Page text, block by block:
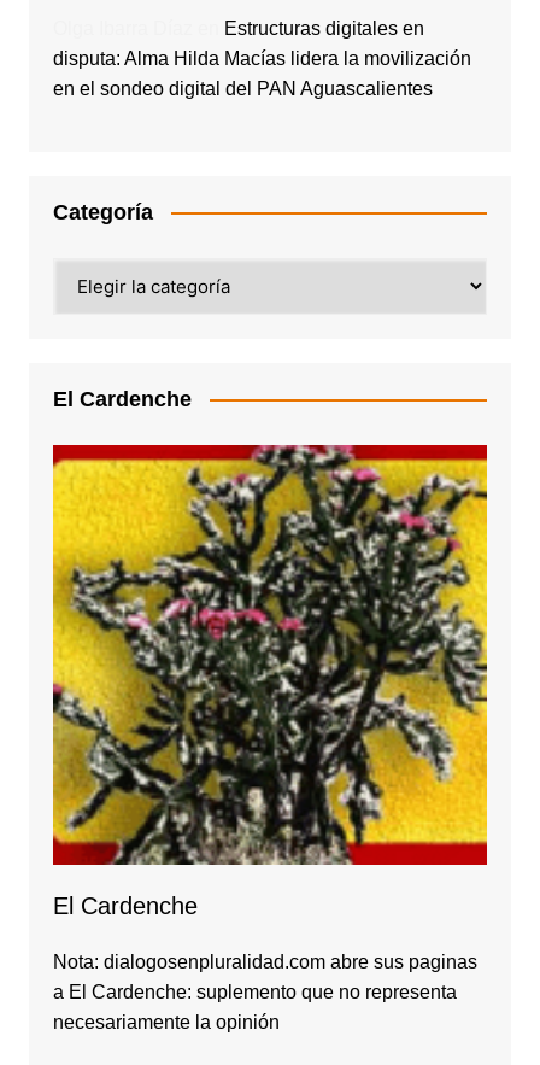
Estructuras digitales en
disputa: Alma Hilda Macías lidera la movilización
en el sondeo digital del PAN Aguascalientes
Categoría
El Cardenche
El Cardenche
Nota: dialogosenpluralidad.com abre sus paginas
a El Cardenche: suplemento que no representa
necesariamente la opinión